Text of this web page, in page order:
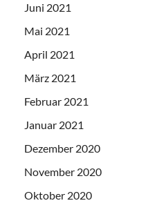
Juni 2021
Mai 2021
April 2021
März 2021
Februar 2021
Januar 2021
Dezember 2020
November 2020
Oktober 2020